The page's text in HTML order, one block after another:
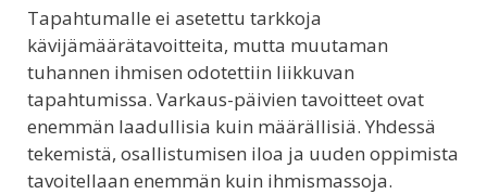
Tapahtumalle ei asetettu tarkkoja
kävijämäärätavoitteita, mutta muutaman
tuhannen ihmisen odotettiin liikkuvan
tapahtumissa. Varkaus-päivien tavoitteet ovat
enemmän laadullisia kuin määrällisiä. Yhdessä
tekemistä, osallistumisen iloa ja uuden oppimista
tavoitellaan enemmän kuin ihmismassoja.